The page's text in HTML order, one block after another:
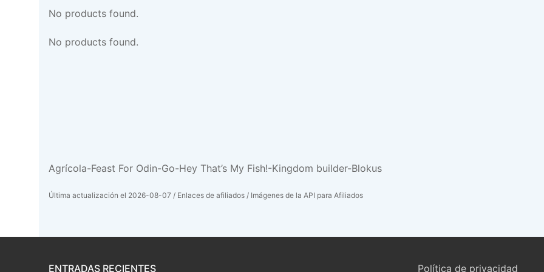
No products found.
No products found.
Agrícola-Feast For Odin-Go-Hey That’s My Fish!-Kingdom builder-Blokus
Última actualización el 2026-08-07 / Enlaces de afiliados / Imágenes de la API para Afiliados
ENTRADAS RECIENTES Política de privacidad